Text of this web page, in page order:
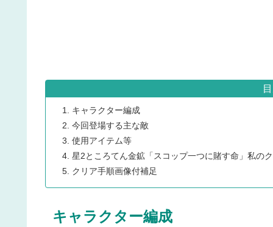
キャラクター編成
今回登場する主な敵
使用アイテム等
星2ところてん金鉱「スコップ一つに賭す命」私の
クリア手順画像付補足
キャラクター編成